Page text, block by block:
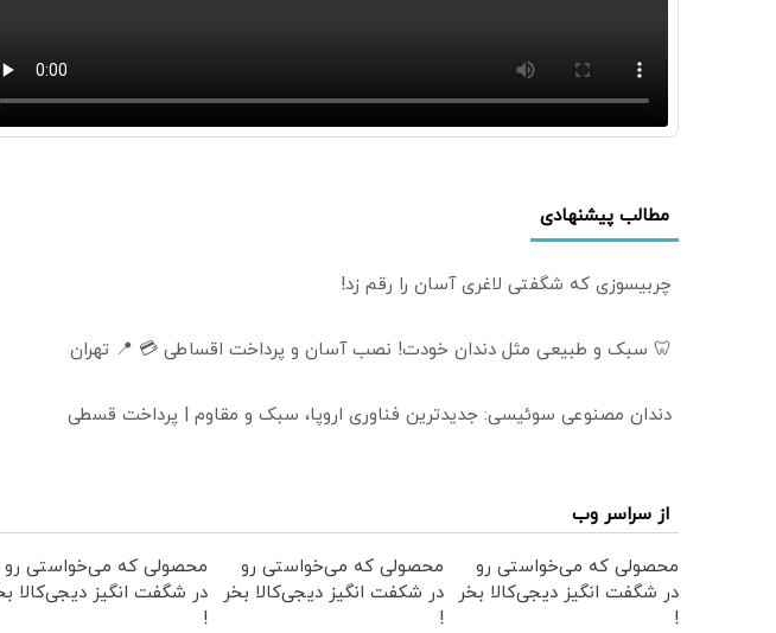
مطالب پیشنهادی
چربیسوزی که شگفتی لاغری آسان را رقم زد!
🦷 سبک و طبیعی مثل دندان خودت! نصب آسان و پرداخت اقساطی 💳 📍 تهران
دندان مصنوعی سوئیسی: جدیدترین فناوری اروپا، سبک و مقاوم | پرداخت قسطی
از سراسر وب
محصولی که می‌خواستی رو
در شگفت انگیز دیجی‌کالا بخر
!
محصولی که می‌خواستی رو
در شکفت انگیز دیجی‌کالا بخر
!
محصولی که می‌خواستی رو
در شگفت انگیز دیجی‌کالا
!